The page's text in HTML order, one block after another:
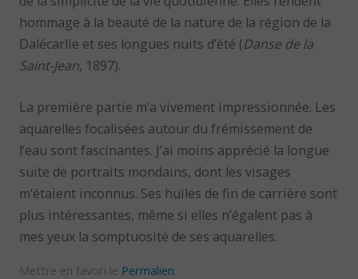
hommage à la beauté de la nature de la région de la
Dalécarlie et ses longues nuits d’été (Danse de la
Saint-Jean, 1897).
La première partie m’a vivement impressionnée. Les
aquarelles focalisées autour du frémissement de
l’eau sont fascinantes. J’ai moins apprécié la longue
suite de portraits mondains, dont les visages
m’étaient inconnus. Ses huiles de fin de carrière sont
plus intéressantes, même si elles n’égalent pas à
mes yeux la somptuosité de ses aquarelles.
Mettre en favori le Permalien